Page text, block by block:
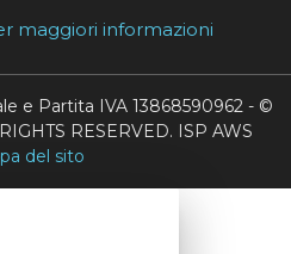
maggiori informazioni
e Partita IVA 13868590962 - ©
RESERVED. ISP AWS
del sito